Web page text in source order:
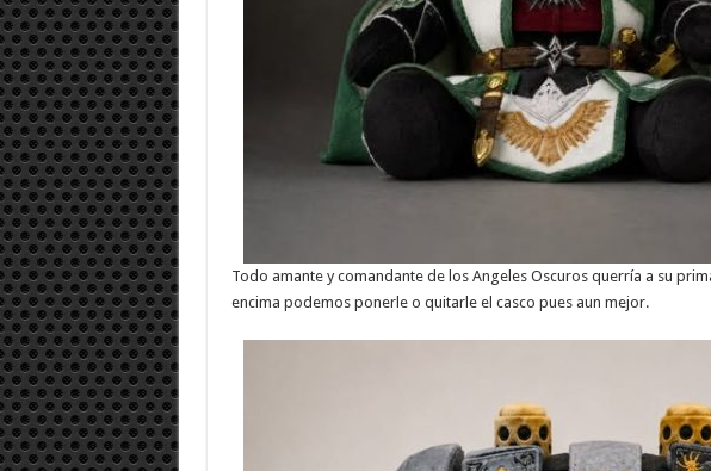
Todo amante y comandante de los Angeles Oscuros querría a su
encima podemos ponerle o quitarle el casco pues aun mejor.